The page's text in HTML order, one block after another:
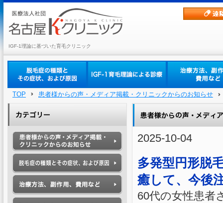
IGF-1理論に基づいた育毛クリニック
TOP 患者様からの声・メディア掲載・クリニックからのお知らせ
2025-10-04
多発型円形脱
癒して、今後
60代の女性患者